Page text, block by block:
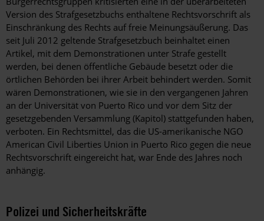
Version des Strafgesetzbuchs enthaltene Rechtsvorschrift als
Einschränkung des Rechts auf freie Meinungsäußerung. Das
seit Juli 2012 geltende Strafgesetzbuch beinhaltet einen
Artikel, mit dem Demonstrationen unter Strafe gestellt
werden, bei denen öffentliche Gebäude besetzt oder die
örtlichen Behörden bei ihrer Arbeit behindert werden. Somit
wären Demonstrationen, wie sie in den vergangenen Jahren
an der Universität von Puerto Rico und vor dem Sitz der
gesetzgebenden Versammlung (Kapitol) stattgefunden haben,
verboten. Ein Rechtsmittel, das die US-amerikanische NGO
American Civil Liberties Union in Puerto Rico gegen die neue
Rechtsvorschrift eingereicht hat, war Ende des Jahres noch
anhängig.
Polizei und Sicherheitskräfte